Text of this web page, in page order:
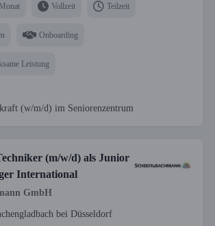
Vollzeit Teilzeit
Onboarding
Leistung
(w/m/d) im Seniorenzentrum
(m/w/d) als Junior
International
GmbH
bei Düsseldorf